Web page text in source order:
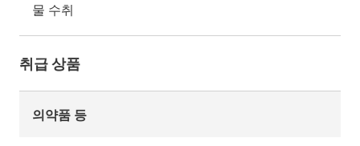
물 수취
취급 상품
의약품 등